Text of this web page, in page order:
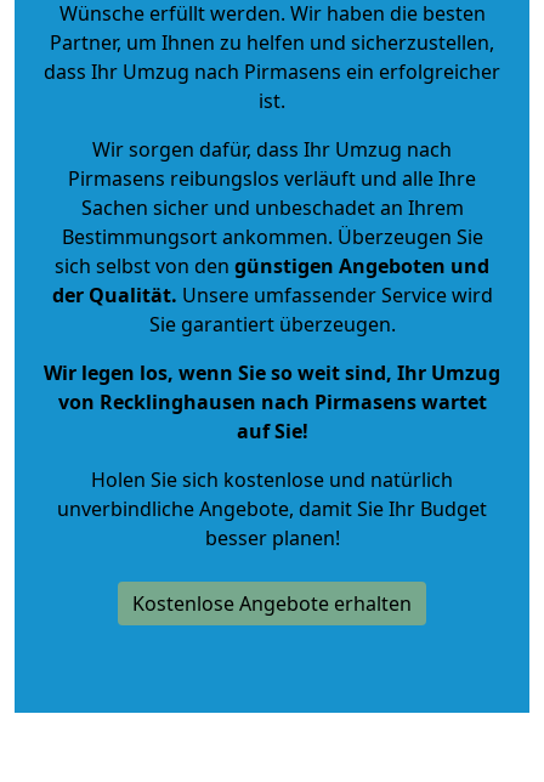
Wünsche erfüllt werden. Wir haben die besten
Partner, um Ihnen zu helfen und sicherzustellen,
dass Ihr Umzug nach Pirmasens ein erfolgreicher
ist.
Wir sorgen dafür, dass Ihr Umzug nach
Pirmasens reibungslos verläuft und alle Ihre
Sachen sicher und unbeschadet an Ihrem
Bestimmungsort ankommen. Überzeugen Sie
sich selbst von den günstigen Angeboten und
der Qualität. Unsere umfassender Service wird
Sie garantiert überzeugen.
Wir legen los, wenn Sie so weit sind, Ihr Umzug
von Recklinghausen nach Pirmasens wartet
auf Sie!
Holen Sie sich kostenlose und natürlich
unverbindliche Angebote, damit Sie Ihr Budget
besser planen!
Kostenlose Angebote erhalten